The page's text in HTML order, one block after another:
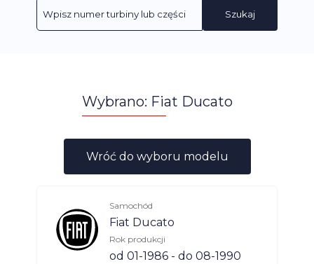
Szukaj
Wybrano: Fiat Ducato
Wróć do wyboru modelu
Samochód
Fiat Ducato
Rok produkcji
od 01-1986 - do 08-1990